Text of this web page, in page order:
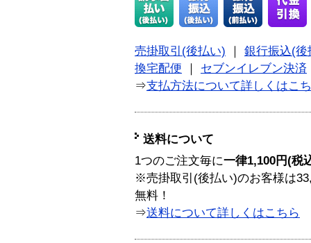
売掛取引(後払い) ｜ 銀行振込(後
換宅配便 ｜ セブンイレブン決済
⇒支払方法について詳しくはこ
送料について
1つのご注文毎に一律1,100円(税
※売掛取引(後払い)のお客様は
無料！
⇒送料について詳しくはこちら